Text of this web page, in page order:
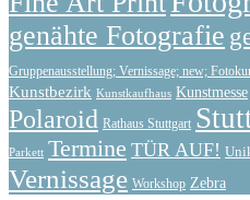
genähte Fotografie
Gruppenausstellung; Vernissage; new;
Kunstbezirk Kunstkaufhaus Kunstmesse
Polaroid Rathaus Stuttgart
Parkett Termine TÜR AUF!
Vernissage Workshop Zebra